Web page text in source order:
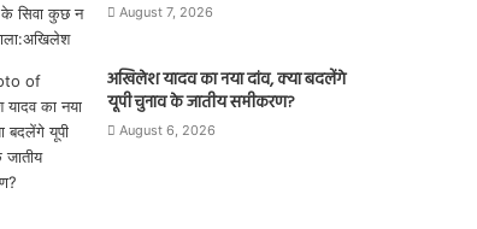
August 7, 2026
अखिलेश यादव का नया दांव, क्या बदलेंगे
यूपी चुनाव के जातीय समीकरण?
August 6, 2026